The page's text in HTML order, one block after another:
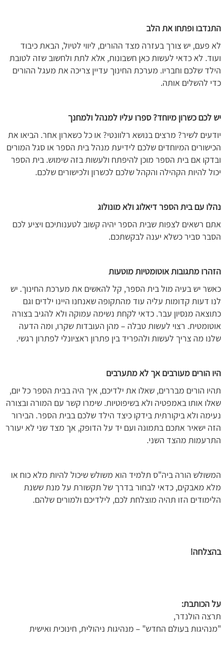
התנדבו ופתחו את הלב
לא פעם, יש צורך בעזרה מצד ההורים, ליווי לטיול, הבאת כיבוד
ועוד. לא כדאי לעשות כאן חשבונות, אלא לתת ולחשוב שזה לטובת
הילד שלכם וחבריו. מערכת החינוך עדיין צריכה את מעגל ההורים
כדי להשלים אותה.
יש לכם כשרון מיוחד? ספרו עליו למנהל ולמחנך
יודעים לשיר? מרצים בנושא רלוונטי? או כל כשארון אחר. הביאו את
הכישורים המיוחדים שלכם לידיעת מנהל בית הספר או סגל המורים
ובדקו אם בית הספר מוכן להיפתח ולעשות בזה שימוש. בית הספר
יכול להיות הקהילה והקהל שלכם לכשרון ולכישורים שלכם.
נהלו עם בית הספר דיאלוג ולא מונולוג
אתם רשאים לצפות שבית הספר יהיה קשוב לטענותיכם ויציע לכם
הסבר סביר כשלא יענה לבקשתכם.
הזהרו מתגובות אוטומטיות מוטעות
כאשר יש בעיה מול בית הספר, קל להאשים את מערכת החינוך. יש
לנו דעות קדומות עליה עוד מהתקופה שאנחנו היינו ילדים וגם
כתוצאה מנסיון עבר. כדאי לקחת נשימה עמוקה ולא להגיב בצורה
אוטומטית. רצוי לעשות טבלה – מהן העובדות שקרו, ומה הדעה
שלנו מה צריך לעשות ולהפריד בין פתרון ראציונלי לפתרון רגשי.
היו הורים מעורבים אך לא מתערבים
תהיו הורים מבררים, שאלו את ילדיכם, איך היה בבית הספר כל יום,
שאלו אותו באמפטיה ולא בשיפוטיות. שימרו קשר עם המורה ובצורה
נעימה ולא ביקורתית בידקו כיצד הילד שלכם בבית הספר. הבירור
הזה ישאיר אתכם בתמונה ועם יד על הדופק, אך מצד שני לא יעורר
התרעמות מהצד השני.
המשולש הורה ביה"ס תלמיד הוא משולש שיכול להיות מלא כוח או
מלא מאבקים, כדאי לבחור בדרך של תקשורת על מנת ששנת
הלימודים הזו תהיה מוצלחת לכם, לילדיכם ולמורים שלהם.
בהצלחה!
על הכותבת:
תרצה הולנדר,
"מנהיגות בעולם החדש" – מנהיגות ניהולית, חינוכית ואישית